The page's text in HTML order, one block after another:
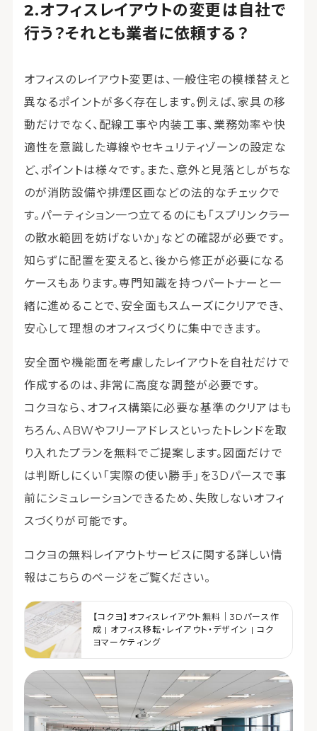
オフィスレイアウトの変更は自社で
行う？それとも業者に依頼する？
オフィスのレイアウト変更は、一般住宅の模様替えと
異なるポイントが多く存在します。例えば、家具の移
動だけでなく、配線工事や内装工事、業務効率や快
適性を意識した導線やセキュリティゾーンの設定な
ど、ポイントは様々です。また、意外と見落としがちな
のが消防設備や排煙区画などの法的なチェックで
す。パーティション一つ立てるのにも「スプリンクラー
の散水範囲を妨げないか」などの確認が必要です。
知らずに配置を変えると、後から修正が必要になる
ケースもあります。専門知識を持つパートナーと一
緒に進めることで、安全面もスムーズにクリアでき、
安心して理想のオフィスづくりに集中できます。
安全面や機能面を考慮したレイアウトを自社だけで
作成するのは、非常に高度な調整が必要です。
コクヨなら、オフィス構築に必要な基準のクリアはも
ちろん、ABWやフリーアドレスといったトレンドを取
り入れたプランを無料でご提案します。図面だけで
は判断しにくい「実際の使い勝手」を3Dパースで事
前にシミュレーションできるため、失敗しないオフィ
スづくりが可能です。
コクヨの無料レイアウトサービスに関する詳しい情
報はこちらのページをご覧ください。
【コクヨ】オフィスレイアウト無料｜3Dパース作
成 | オフィス移転・レイアウト・デザイン | コク
ヨマーケティング